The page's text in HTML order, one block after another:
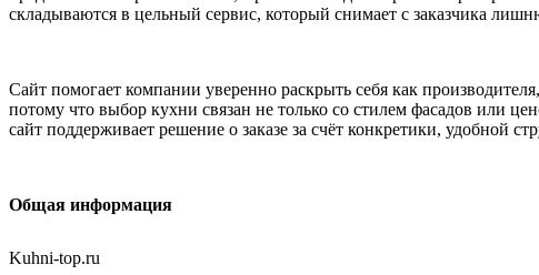
складываются в цельный сервис, который снимает с заказчика
Сайт помогает компании уверенно раскрыть себя как
потому что выбор кухни связан не только со стилем фасадов или
сайт поддерживает решение о заказе за счёт конкретики, удобной
Общая информация
Kuhni-top.ru